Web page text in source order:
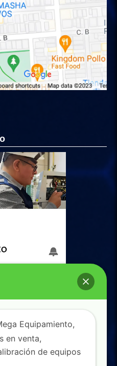
Equipamiento,
en venta,
de equipos